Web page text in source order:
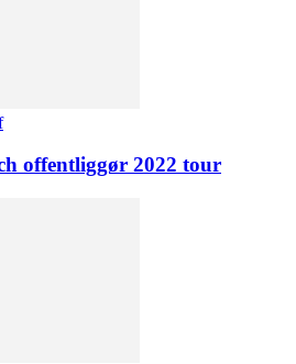
offentliggør 2022 tour